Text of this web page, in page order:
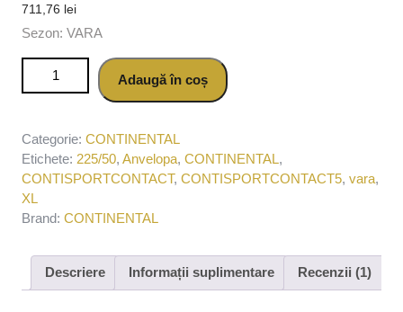
711,76 lei
Sezon: VARA
Cantitate Anvelopa vara CONTINENTAL
CONTISPORTCONTACT5 XL 225/50 R17 98Y
Adaugă în coș
Categorie: CONTINENTAL
Etichete: 225/50, Anvelopa, CONTINENTAL,
CONTISPORTCONTACT, CONTISPORTCONTACT5, vara,
XL
Brand: CONTINENTAL
Descriere Informații suplimentare Recenzii (1)